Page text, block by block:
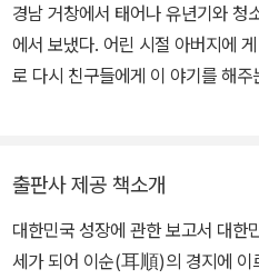
경남 거창에서 태어나 유년기와 청
에서 보냈다. 어린 시절 아버지에
로 다시 친구들에게 이 야기를 해
의 청년기를 학생운동과 노동운동
는 푸른나무 출판사에 잠시 근무
중적인 인문사회 교양 서 집필에
출판사 제공 책소개
대한민국 성장에 관한 보고서 대
세가 되어 이순(耳順)의 경지에 이